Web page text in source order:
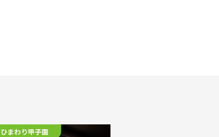
ひまわり甲子園